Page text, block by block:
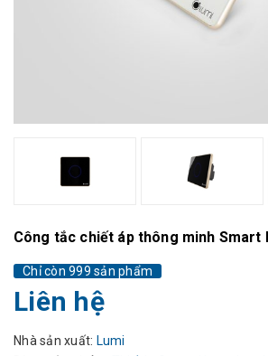
Công tắc chiết áp thông minh Smart
Chỉ còn 999 sản phẩm
Liên hệ
Nhà sản xuất: Lumi